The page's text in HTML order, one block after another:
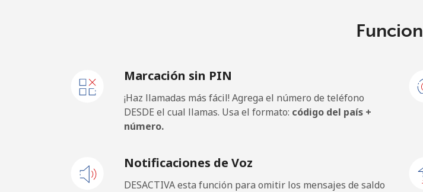
Celular
Ghana
Celular
Marcación sin PIN
¡Haz llamadas más fácil! Agrega el número de teléfono
DESDE el cual llamas. Usa el formato: código del país +
número.
Notificaciones de Voz
DESACTIVA esta función para omitir los mensajes de saldo